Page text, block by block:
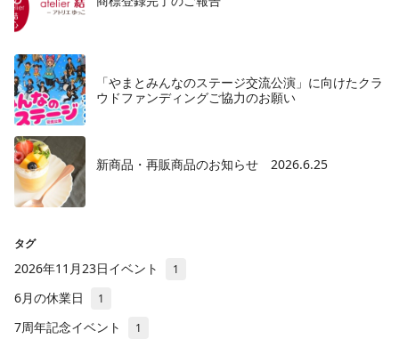
「やまとみんなのステージ交流公演」に向けたクラ
ウドファンディングご協力のお願い
新商品・再販商品のお知らせ 2026.6.25
タグ
2026年11月23日イベント 1
6月の休業日 1
7周年記念イベント 1